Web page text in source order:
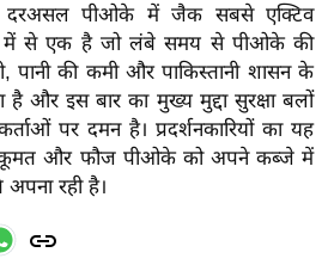
दरअसल पीओके में जैक सबसे एक्टिव
में से एक है जो लंबे समय से पीओके की
पानी की कमी और पाकिस्तानी शासन के
और इस बार का मुख्य मुद्दा सुरक्षा बलों
पर दमन है। प्रदर्शनकारियों का यह
हुकूमत और फौज पीओके को अपने कब्जे में
रही है।